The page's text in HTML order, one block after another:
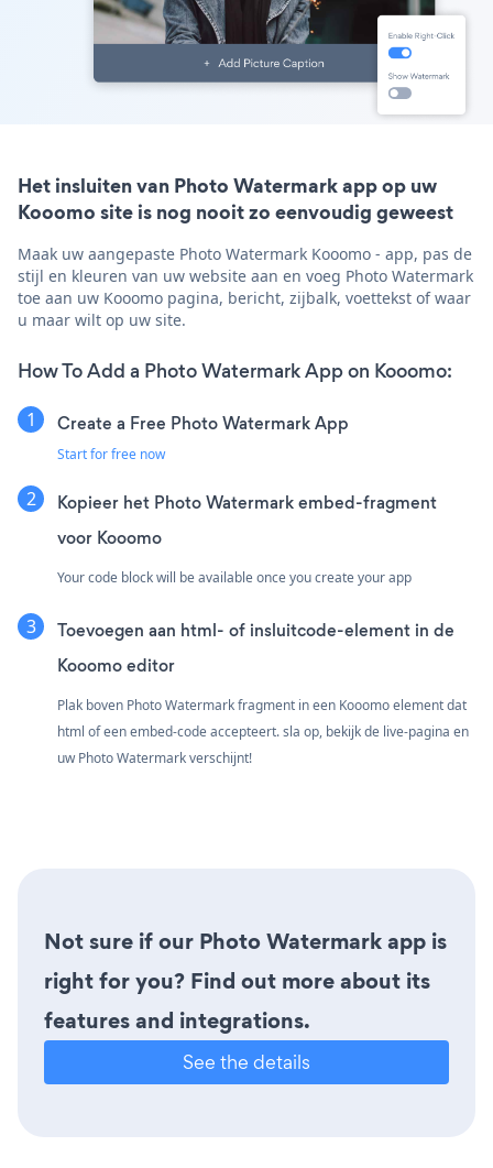
Het insluiten van Photo Watermark app op uw
Kooomo site is nog nooit zo eenvoudig geweest
Maak uw aangepaste Photo Watermark Kooomo - app, pas de
stijl en kleuren van uw website aan en voeg Photo Watermark
toe aan uw Kooomo pagina, bericht, zijbalk, voettekst of waar
u maar wilt op uw site.
How To Add a Photo Watermark App on Kooomo:
Create a Free Photo Watermark App
Start for free now
Kopieer het Photo Watermark embed-fragment
voor Kooomo
Your code block will be available once you create your app
Toevoegen aan html- of insluitcode-element in de
Kooomo editor
Plak boven Photo Watermark fragment in een Kooomo element dat
html of een embed-code accepteert. sla op, bekijk de live-pagina en
uw Photo Watermark verschijnt!
Not sure if our Photo Watermark app is
right for you? Find out more about its
features and integrations.
See the details